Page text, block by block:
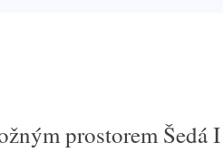
prostorem Šedá I